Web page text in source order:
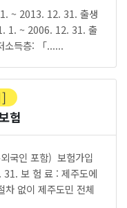
~ 2013. 12. 31. 출생
1. ~ 2006. 12. 31. 출
득층: 「......
험
국인 포함) 보험가입
보 험 료 : 제주도에
차 없이 제주도민 전체